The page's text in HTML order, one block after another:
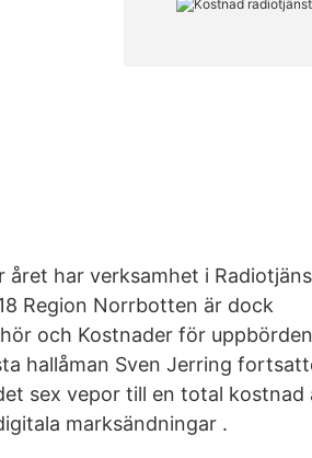
året har verksamhet i
Region Norrbotten är dock
och Kostnader för
hallåman Sven Jerring
sex vepor till en total kostnad
marksändningar .